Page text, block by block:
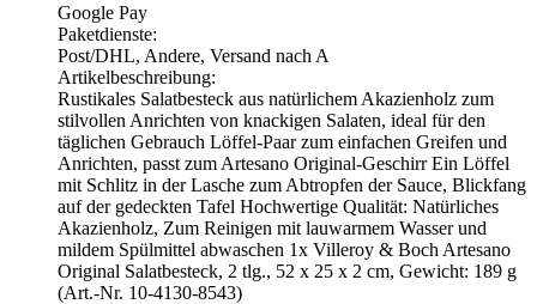
Google Pay
Paketdienste:
Post/DHL, Andere, Versand nach A
Artikelbeschreibung:
Rustikales Salatbesteck aus natürlichem Akazienholz zum
stilvollen Anrichten von knackigen Salaten, ideal für den
täglichen Gebrauch Löffel-Paar zum einfachen Greifen und
Anrichten, passt zum Artesano Original-Geschirr Ein Löffel
mit Schlitz in der Lasche zum Abtropfen der Sauce, Blickfang
auf der gedeckten Tafel Hochwertige Qualität: Natürliches
Akazienholz, Zum Reinigen mit lauwarmem Wasser und
mildem Spülmittel abwaschen 1x Villeroy & Boch Artesano
Original Salatbesteck, 2 tlg., 52 x 25 x 2 cm, Gewicht: 189 g
(Art.-Nr. 10-4130-8543)